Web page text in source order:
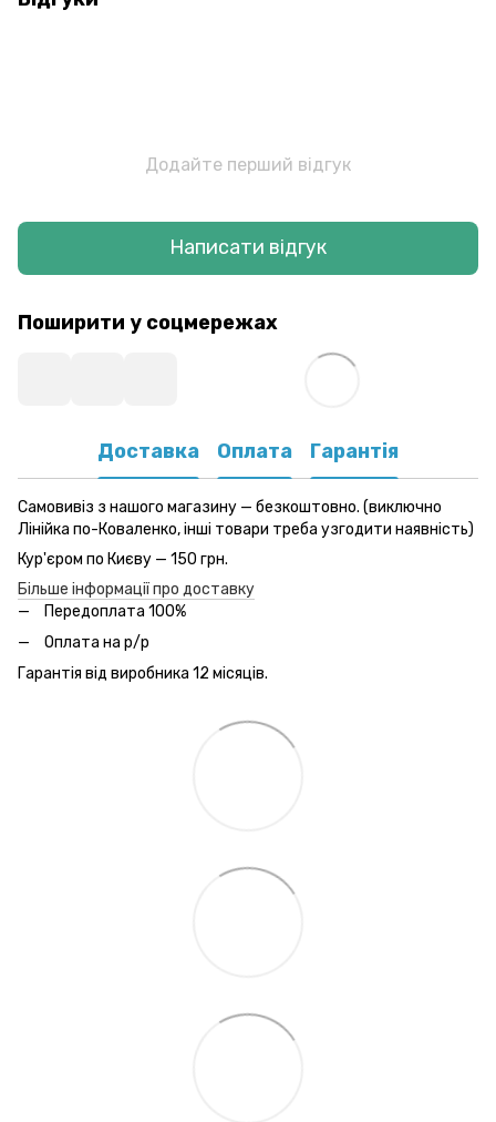
Додайте перший відгук
Написати відгук
Поширити у соцмережах
Доставка Оплата Гарантія
Самовивіз з нашого магазину — безкоштовно. (виключно
Лінійка по-Коваленко, інші товари треба узгодити наявність)
Кур'єром по Києву — 150 грн.
Більше інформації про доставку
Передоплата 100%
Оплата на р/р
Гарантія від виробника 12 місяців.